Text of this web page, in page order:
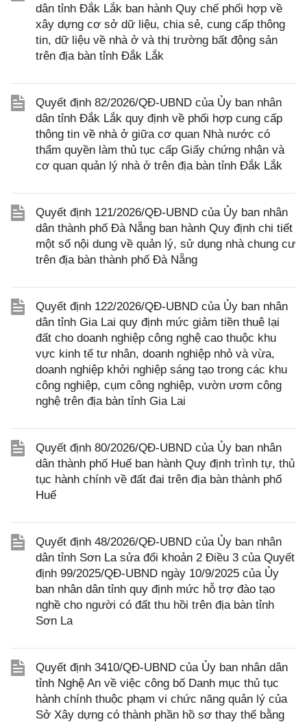
dân tỉnh Đắk Lắk ban hành Quy chế phối hợp về
xây dựng cơ sở dữ liệu, chia sẻ, cung cấp thông
tin, dữ liệu về nhà ở và thị trường bất động sản
trên địa bàn tỉnh Đắk Lắk
Quyết định 82/2026/QĐ-UBND của Ủy ban nhân
dân tỉnh Đắk Lắk quy định về phối hợp cung cấp
thông tin về nhà ở giữa cơ quan Nhà nước có
thẩm quyền làm thủ tục cấp Giấy chứng nhận và
cơ quan quản lý nhà ở trên địa bàn tỉnh Đắk Lắk
Quyết định 121/2026/QĐ-UBND của Ủy ban nhân
dân thành phố Đà Nẵng ban hành Quy định chi tiết
một số nội dung về quản lý, sử dụng nhà chung cư
trên địa bàn thành phố Đà Nẵng
Quyết định 122/2026/QĐ-UBND của Ủy ban nhân
dân tỉnh Gia Lai quy định mức giảm tiền thuê lại
đất cho doanh nghiệp công nghệ cao thuộc khu
vực kinh tế tư nhân, doanh nghiệp nhỏ và vừa,
doanh nghiệp khởi nghiệp sáng tạo trong các khu
công nghiệp, cụm công nghiệp, vườn ươm công
nghệ trên địa bàn tỉnh Gia Lai
Quyết định 80/2026/QĐ-UBND của Ủy ban nhân
dân thành phố Huế ban hành Quy định trình tự, thủ
tục hành chính về đất đai trên địa bàn thành phố
Huế
Quyết định 48/2026/QĐ-UBND của Ủy ban nhân
dân tỉnh Sơn La sửa đổi khoản 2 Điều 3 của Quyết
định 99/2025/QĐ-UBND ngày 10/9/2025 của Ủy
ban nhân dân tỉnh quy định mức hỗ trợ đào tạo
nghề cho người có đất thu hồi trên địa bàn tỉnh
Sơn La
Quyết định 3410/QĐ-UBND của Ủy ban nhân dân
tỉnh Nghệ An về việc công bố Danh mục thủ tục
hành chính thuộc phạm vi chức năng quản lý của
Sở Xây dựng có thành phần hồ sơ thay thế bằng